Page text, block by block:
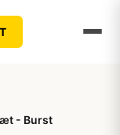
- Burst